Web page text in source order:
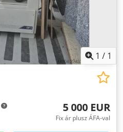
1 / 1
5 000 EUR
Fix ár plusz ÁFA-val